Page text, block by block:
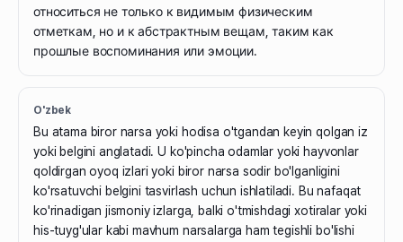
относиться не только к видимым физическим
отметкам, но и к абстрактным вещам, таким как
прошлые воспоминания или эмоции.
O'zbek
Bu atama biror narsa yoki hodisa o'tgandan keyin qolgan iz
yoki belgini anglatadi. U ko'pincha odamlar yoki hayvonlar
qoldirgan oyoq izlari yoki biror narsa sodir bo'lganligini
ko'rsatuvchi belgini tasvirlash uchun ishlatiladi. Bu nafaqat
ko'rinadigan jismoniy izlarga, balki o'tmishdagi xotiralar yoki
his-tuyg'ular kabi mavhum narsalarga ham tegishli bo'lishi